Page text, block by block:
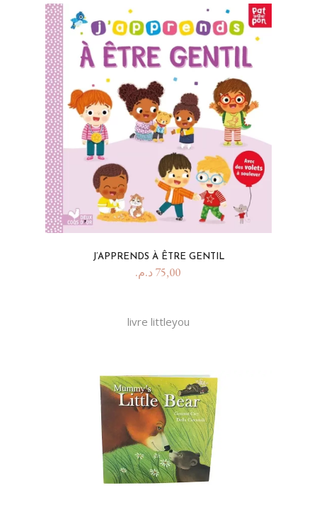
J’APPRENDS À ÊTRE GENTIL
75,00 د.م.
livre littleyou